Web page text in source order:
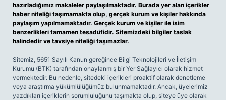
hazırladığımız makaleler paylaşılmaktadır. Burada yer alan içerikler
haber niteliği taşımamakta olup, gerçek kurum ve kişiler hakkında
paylaşım yapılmamaktadır. Gerçek kurum ve kişiler ile isim
benzerlikleri tamamen tesadüfidir. Sitemizdeki bilgiler taslak
halindedir ve tavsiye niteliği taşımazlar.
Sitemiz, 5651 Sayılı Kanun gereğince Bilgi Teknolojileri ve İletişim
Kurumu (BTK) tarafından onaylanmış bir Yer Sağlayıcı olarak hizmet
vermektedir. Bu nedenle, sitedeki içerikleri proaktif olarak denetleme
veya araştırma yükümlülüğümüz bulunmamaktadır. Ancak, üyelerimiz
yazdıkları içeriklerin sorumluluğunu taşımakta olup, siteye üye olarak